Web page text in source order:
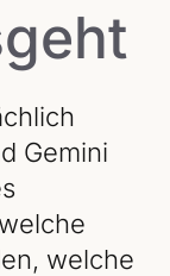
Gemini
welche